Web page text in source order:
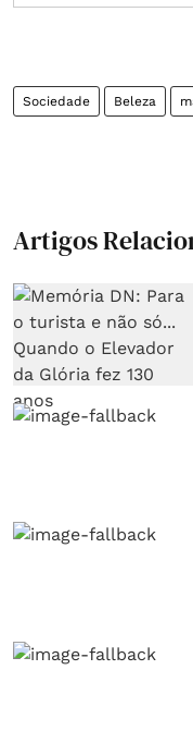
Sociedade Beleza
Artigos